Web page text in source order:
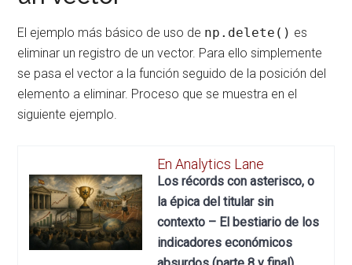
El ejemplo más básico de uso de np.delete() es
eliminar un registro de un vector. Para ello simplemente
se pasa el vector a la función seguido de la posición del
elemento a eliminar. Proceso que se muestra en el
siguiente ejemplo.
En Analytics Lane
Los récords con asterisco, o
la épica del titular sin
contexto – El bestiario de los
indicadores económicos